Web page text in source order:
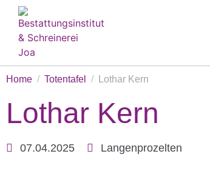
Home Totentafel Lothar Kern
Lothar Kern
07.04.2025 Langenprozelten